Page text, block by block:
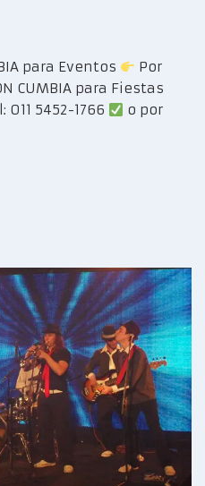
para Eventos
Por
CUMBIA para Fiestas
5452-1766
o por